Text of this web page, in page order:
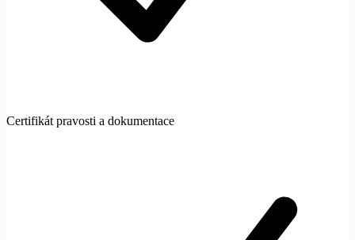
Certifikát pravosti a dokumentace